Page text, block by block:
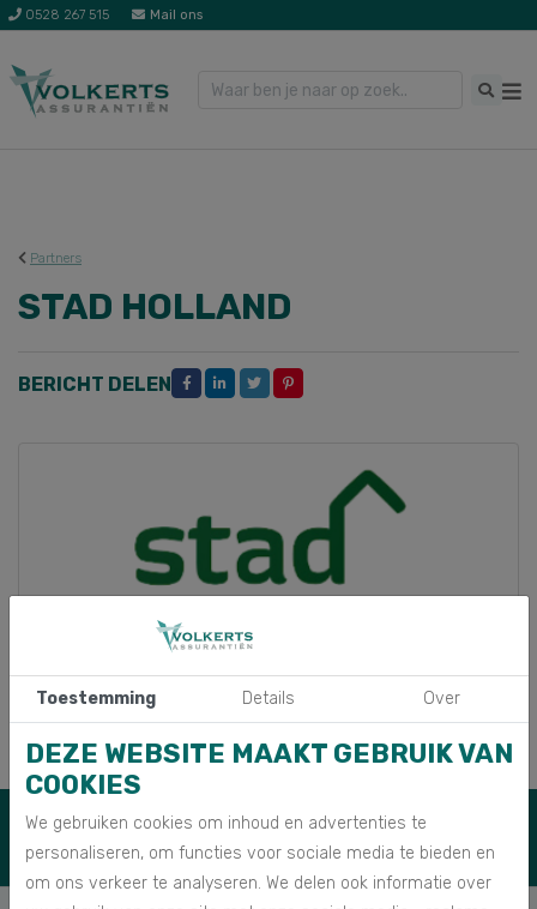
0528 267 515 Mail ons
Partners
STAD HOLLAND
BERICHT DELEN
MAIL ONS
Toestemming Details Over
DEZE WEBSITE MAAKT GEBRUIK VAN
COOKIES
We gebruiken cookies om inhoud en advertenties te
personaliseren, om functies voor sociale media te bieden en
om ons verkeer te analyseren. We delen ook informatie over